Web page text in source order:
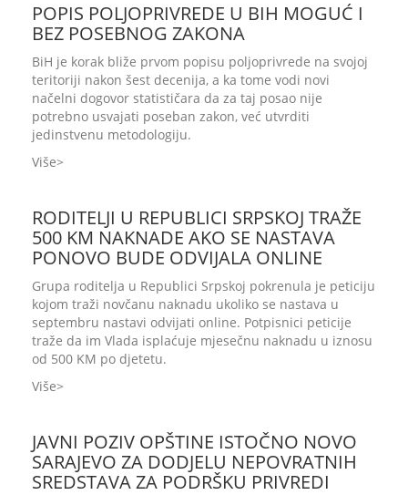
POPIS POLJOPRIVREDE U BIH MOGUĆ I
BEZ POSEBNOG ZAKONA
BiH je korak bliže prvom popisu poljoprivrede na svojoj
teritoriji nakon šest decenija, a ka tome vodi novi
načelni dogovor statističara da za taj posao nije
potrebno usvajati poseban zakon, već utvrditi
jedinstvenu metodologiju.
Više
RODITELJI U REPUBLICI SRPSKOJ TRAŽE
500 KM NAKNADE AKO SE NASTAVA
PONOVO BUDE ODVIJALA ONLINE
Grupa roditelja u Republici Srpskoj pokrenula je peticiju
kojom traži novčanu naknadu ukoliko se nastava u
septembru nastavi odvijati online. Potpisnici peticije
traže da im Vlada isplaćuje mjesečnu naknadu u iznosu
od 500 KM po djetetu.
Više
JAVNI POZIV OPŠTINE ISTOČNO NOVO
SARAJEVO ZA DODJELU NEPOVRATNIH
SREDSTAVA ZA PODRŠKU PRIVREDI